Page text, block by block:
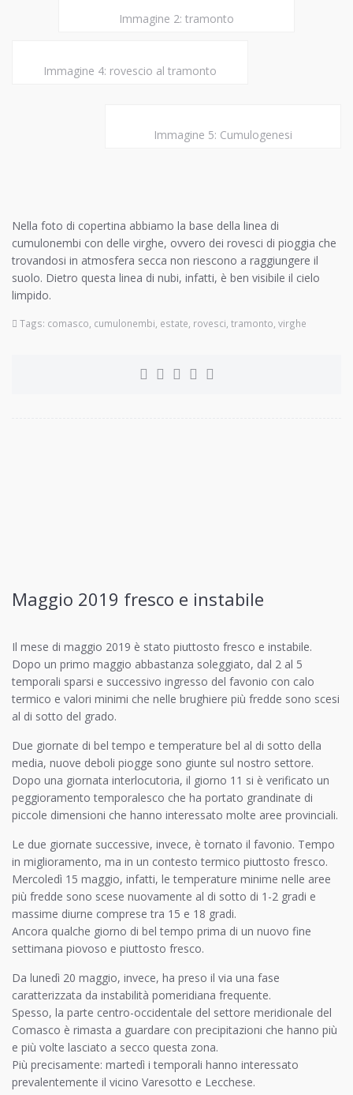
Immagine 2: tramonto
Immagine 4: rovescio al tramonto
Immagine 5: Cumulogenesi
Nella foto di copertina abbiamo la base della linea di
cumulonembi con delle virghe, ovvero dei rovesci di pioggia che
trovandosi in atmosfera secca non riescono a raggiungere il
suolo. Dietro questa linea di nubi, infatti, è ben visibile il cielo
limpido.
Tags: comasco, cumulonembi, estate, rovesci, tramonto, virghe
Maggio 2019 fresco e instabile
Il mese di maggio 2019 è stato piuttosto fresco e instabile.
Dopo un primo maggio abbastanza soleggiato, dal 2 al 5
temporali sparsi e successivo ingresso del favonio con calo
termico e valori minimi che nelle brughiere più fredde sono scesi
al di sotto del grado.
Due giornate di bel tempo e temperature bel al di sotto della
media, nuove deboli piogge sono giunte sul nostro settore.
Dopo una giornata interlocutoria, il giorno 11 si è verificato un
peggioramento temporalesco che ha portato grandinate di
piccole dimensioni che hanno interessato molte aree provinciali.
Le due giornate successive, invece, è tornato il favonio. Tempo
in miglioramento, ma in un contesto termico piuttosto fresco.
Mercoledì 15 maggio, infatti, le temperature minime nelle aree
più fredde sono scese nuovamente al di sotto di 1-2 gradi e
massime diurne comprese tra 15 e 18 gradi.
Ancora qualche giorno di bel tempo prima di un nuovo fine
settimana piovoso e piuttosto fresco.
Da lunedì 20 maggio, invece, ha preso il via una fase
caratterizzata da instabilità pomeridiana frequente.
Spesso, la parte centro-occidentale del settore meridionale del
Comasco è rimasta a guardare con precipitazioni che hanno più
e più volte lasciato a secco questa zona.
Più precisamente: martedì i temporali hanno interessato
prevalentemente il vicino Varesotto e Lecchese.